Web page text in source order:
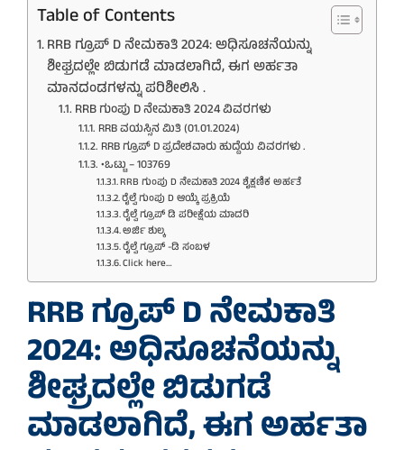
Table of Contents
RRB ಗ್ರೂಪ್ D ನೇಮಕಾತಿ 2024: ಅಧಿಸೂಚನೆಯನ್ನು
ಶೀಘ್ರದಲ್ಲೇ ಬಿಡುಗಡೆ ಮಾಡಲಾಗಿದೆ, ಈಗ ಅರ್ಹತಾ
ಮಾನದಂಡಗಳನ್ನು ಪರಿಶೀಲಿಸಿ .
RRB ಗುಂಪು D ನೇಮಕಾತಿ 2024 ವಿವರಗಳು
RRB ವಯಸ್ಸಿನ ಮಿತಿ (01.01.2024)
RRB ಗ್ರೂಪ್ D ಪ್ರದೇಶವಾರು ಹುದ್ದೆಯ ವಿವರಗಳು .
•ಒಟ್ಟು – 103769
RRB ಗುಂಪು D ನೇಮಕಾತಿ 2024 ಶೈಕ್ಷಣಿಕ ಅರ್ಹತೆ
ರೈಲ್ವೆ ಗುಂಪು D ಆಯ್ಕೆ ಪ್ರಕ್ರಿಯೆ
ರೈಲ್ವೆ ಗ್ರೂಪ್ ಡಿ ಪರೀಕ್ಷೆಯ ಮಾದರಿ
ಅರ್ಜಿ ಶುಲ್ಕ
ರೈಲ್ವೆ ಗ್ರೂಪ್ -ಡಿ ಸಂಬಳ
Click here…
RRB ಗ್ರೂಪ್ D ನೇಮಕಾತಿ
2024: ಅಧಿಸೂಚನೆಯನ್ನು
ಶೀಘ್ರದಲ್ಲೇ ಬಿಡುಗಡೆ
ಮಾಡಲಾಗಿದೆ, ಈಗ ಅರ್ಹತಾ